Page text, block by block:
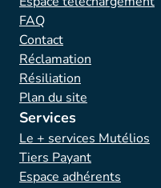
FAQ
Contact
Réclamation
Résiliation
Plan du site
Services
Le + services Mutélios
Tiers Payant
Espace adhérents